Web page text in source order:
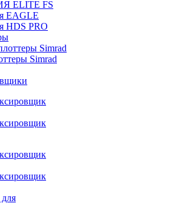
ELITE FS
EAGLE
HDS PRO
Simrad